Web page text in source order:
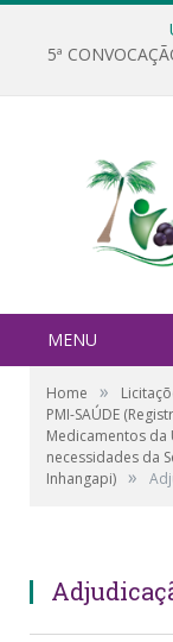
5ª
MENU
Home »
PMI-SAÚDE
Medicamentos da
necessidades da
Inhangapi) »